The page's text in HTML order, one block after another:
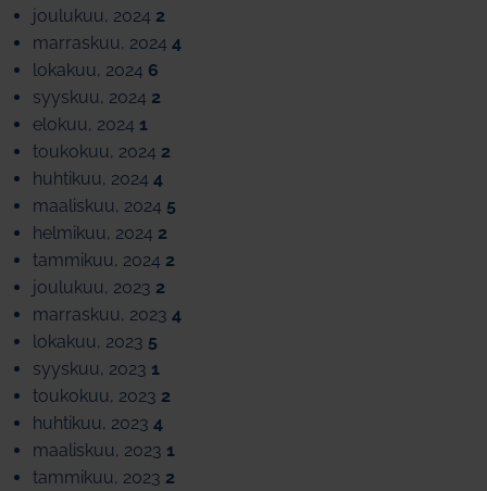
joulukuu, 2024 2
marraskuu, 2024 4
lokakuu, 2024 6
syyskuu, 2024 2
elokuu, 2024 1
toukokuu, 2024 2
huhtikuu, 2024 4
maaliskuu, 2024 5
helmikuu, 2024 2
tammikuu, 2024 2
joulukuu, 2023 2
marraskuu, 2023 4
lokakuu, 2023 5
syyskuu, 2023 1
toukokuu, 2023 2
huhtikuu, 2023 4
maaliskuu, 2023 1
tammikuu, 2023 2